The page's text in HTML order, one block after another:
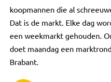
koopmannen die al
Dat is de markt. Elke dag
een weekmarkt gehouden.
doet maandag een
Brabant.